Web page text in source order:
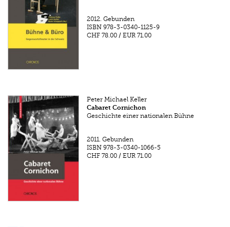
2012. Gebunden
ISBN 978-3-0340-1125-9
CHF 78.00 /EUR 71.00
Peter Michael Keller
Cabaret Cornichon
Geschichte einer nationalen Bühne
2011. Gebunden
ISBN 978-3-0340-1066-5
CHF 78.00 /EUR 71.00